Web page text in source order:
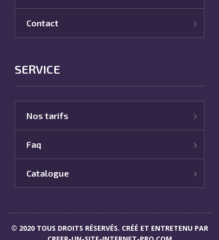
Contact
SERVICE
Nos tarifs
Faq
Catalogue
© 2020 TOUS DROITS RÉSERVÉS. CRÉÉ ET ENTRETENU PAR